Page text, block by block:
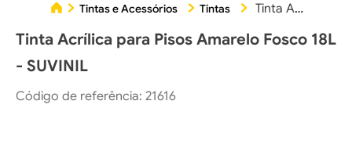
Tintas e Acessórios Tintas Tinta Acrílica para Pisos Amarelo Fosco 18L - SUVINIL
Tinta Acrílica para Pisos Amarelo Fosco 18L
- SUVINIL
Código de referência: 21616